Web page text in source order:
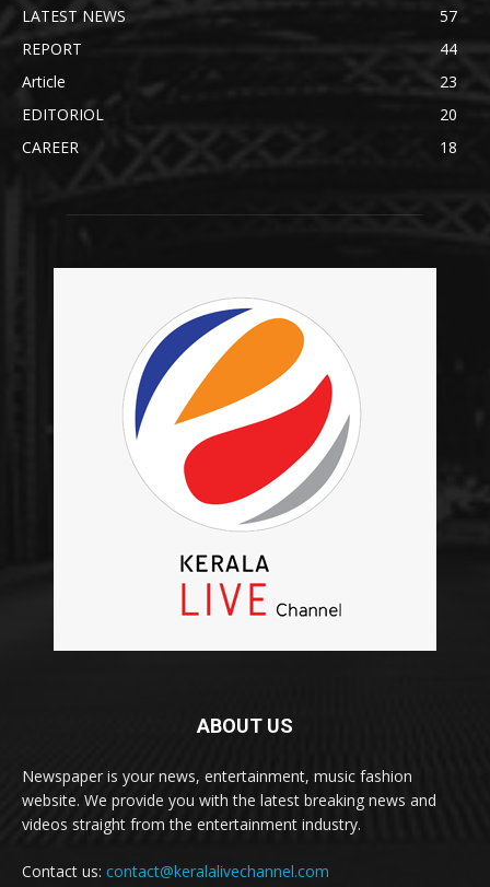
LATEST NEWS
57
REPORT
44
Article
23
EDITORIOL
20
CAREER
18
ABOUT US
Newspaper is your news, entertainment, music fashion
website. We provide you with the latest breaking news and
videos straight from the entertainment industry.
Contact us: contact@keralalivechannel.com